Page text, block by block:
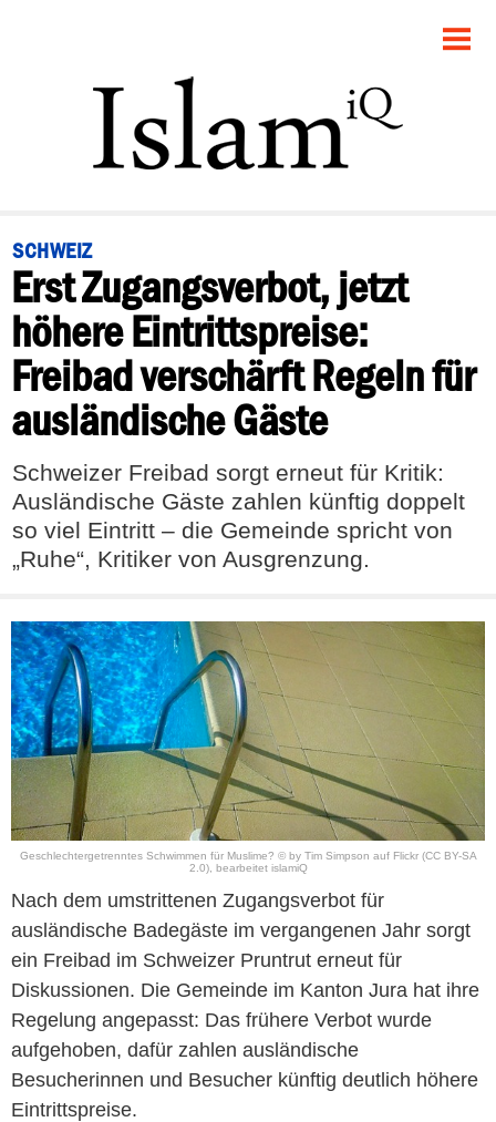
POLITIK
PANORAMA
RECHT
FEUILLETON
DEBATTE
SCHWEIZ
Erst Zugangsverbot, jetzt
höhere Eintrittspreise:
Freibad verschärft Regeln für
ausländische Gäste
Schweizer Freibad sorgt erneut für Kritik:
Ausländische Gäste zahlen künftig doppelt
so viel Eintritt – die Gemeinde spricht von
„Ruhe“, Kritiker von Ausgrenzung.
Geschlechtergetrenntes Schwimmen für Muslime? © by Tim Simpson auf Flickr (CC BY-SA
2.0), bearbeitet islamiQ
Nach dem umstrittenen Zugangsverbot für
ausländische Badegäste im vergangenen Jahr sorgt
ein Freibad im Schweizer Pruntrut erneut für
Diskussionen. Die Gemeinde im Kanton Jura hat ihre
Regelung angepasst: Das frühere Verbot wurde
aufgehoben, dafür zahlen ausländische
Besucherinnen und Besucher künftig deutlich höhere
Eintrittspreise.